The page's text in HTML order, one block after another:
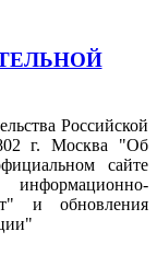
Российской
г. Москва "Об
сайте
и обновления